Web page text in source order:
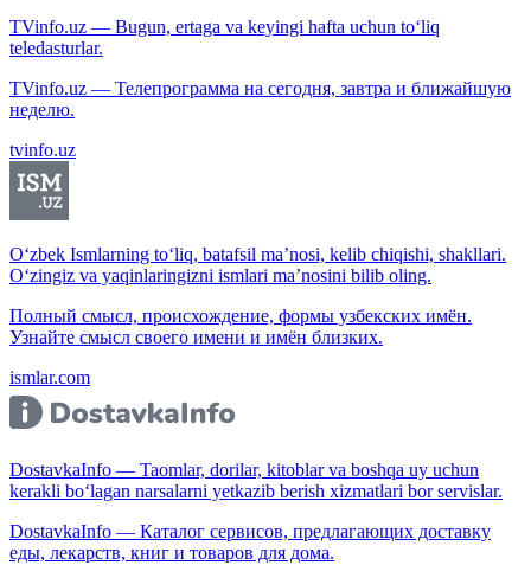
TVinfo.uz — Bugun, ertaga va keyingi hafta uchun to‘liq
teledasturlar.
TVinfo.uz — Телепрограмма на сегодня, завтра и ближайшую
неделю.
tvinfo.uz
O‘zbek Ismlarning to‘liq, batafsil ma’nosi, kelib chiqishi, shakllari.
O‘zingiz va yaqinlaringizni ismlari ma’nosini bilib oling.
Полный смысл, происхождение, формы узбекских имён.
Узнайте смысл своего имени и имён близких.
ismlar.com
DostavkaInfo — Taomlar, dorilar, kitoblar va boshqa uy uchun
kerakli bo‘lagan narsalarni yetkazib berish xizmatlari bor servislar.
DostavkaInfo — Каталог сервисов, предлагающих доставку
еды, лекарств, книг и товаров для дома.